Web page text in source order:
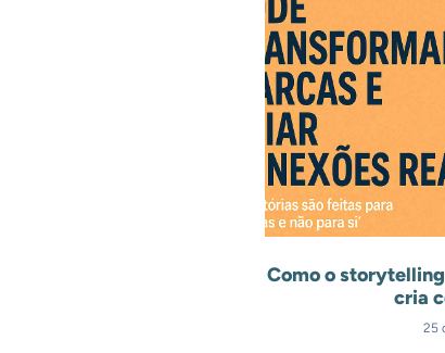
Como o
cria
25